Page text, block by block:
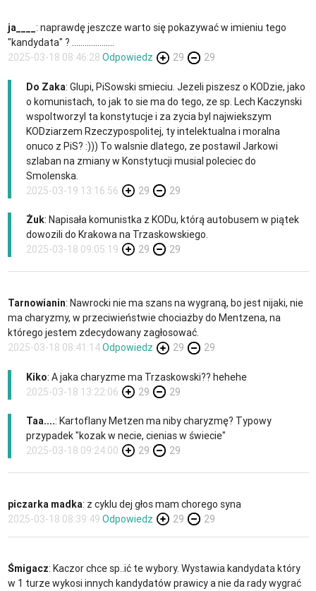
ja____ : naprawdę jeszcze warto się pokazywać w imieniu tego
"kandydata" ? ....................
2025-03-18 08:46:28 Odpowiedz 29 29
Do Zaka: Glupi, PiSowski smieciu. Jezeli piszesz o KODzie, jako
o komunistach, to jak to sie ma do tego, ze sp. Lech Kaczynski
wspoltworzyl ta konstytucje i za zycia byl najwiekszym
KODziarzem Rzeczypospolitej, ty intelektualna i moralna
onuco z PiS? :))) To walsnie dlatego, ze postawil Jarkowi
szlaban na zmiany w Konstytucji musial poleciec do
Smolenska.
2025-03-19 13:16:56
29 29
Żuk: Napisała komunistka z KODu, którą autobusem w piątek
dowozili do Krakowa na Trzaskowskiego.
2025-03-18 09:05:19
29 29
Tarnowianin: Nawrocki nie ma szans na wygraną, bo jest nijaki, nie
ma charyzmy, w przeciwieństwie chociażby do Mentzena, na
którego jestem zdecydowany zagłosować.
2025-03-18 08:41:14Odpowiedz 29 29
Kiko: A jaka charyzme ma Trzaskowski?? hehehe
2025-03-18 13:22:06
29 29
Taa....: Kartoflany Metzen ma niby charyzmę? Typowy
przypadek "kozak w necie, cienias w świecie"
2025-03-18 09:24:00
29 29
piczarka madka: z cyklu dej głos mam chorego syna
2025-03-18 08:39:49 Odpowiedz 29 29
Śmigacz: Kaczor chce sp..ić te wybory. Wystawia kandydata który
w 1 turze wykosi innych kandydatów prawicy a nie da rady wygrać